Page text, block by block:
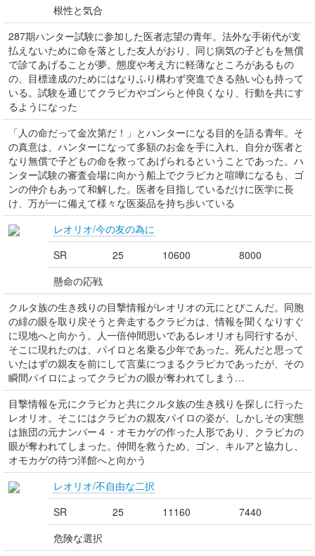
根性と気合
287期ハンター試験に参加した医者志望の青年。法外な手術代が支
払えないために命を落とした友人がおり、同じ病気の子どもを無償
で診てあげることが夢。態度や考え方に軽薄なところがあるもの
の、目標達成のためにはなりふり構わず突進できる熱い心も持って
いる。試験を通じてクラピカやゴンらと仲良くなり、行動を共にす
るようになった
「人の命だって金次第だ！」とハンターになる目的を語る青年。そ
の真意は、ハンターになって多額のお金を手に入れ、自分が医者と
なり無償で子どもの命を救ってあげられるということであった。ハ
ンター試験の審査会場に向かう船上でクラピカと喧嘩になるも、ゴ
ンの仲介もあって和解した。医者を目指しているだけに医学に長
け、万が一に備えて様々な医薬品を持ち歩いている
レオリオ/今の友の為に
SR
25 10600
8000
懸命の応戦
クルタ族の生き残りの目撃情報がレオリオの元にとびこんだ。同胞
の緋の眼を取り戻そうと奔走するクラピカは、情報を聞くなりすぐ
に現地へと向かう。人一倍仲間思いであるレオリオも同行するが、
そこに現れたのは、パイロと名乗る少年であった。死んだと思って
いたはずの親友を前にして言葉につまるクラピカであったが、その
瞬間パイロによってクラピカの眼が奪われてしまう…
目撃情報を元にクラピカと共にクルタ族の生き残りを探しに行った
レオリオ。そこにはクラピカの親友パイロの姿が。しかしその実態
は旅団の元ナンバー４・オモカゲの作った人形であり、クラピカの
眼が奪われてしまった。仲間を救うため、ゴン、キルアと協力し、
オモカゲの待つ洋館へと向かう
レオリオ/不自由な二択
SR
25 11160
7440
危険な選択